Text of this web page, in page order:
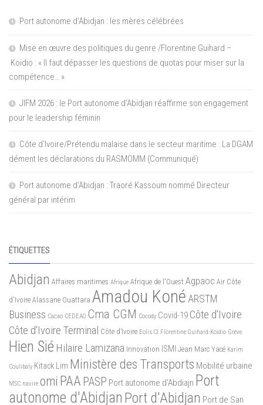
Port autonome d’Abidjan : les mères célébrées
Mise en œuvre des politiques du genre /Florentine Guihard –
Koidio : « Il faut dépasser les questions de quotas pour miser sur la
compétence… »
JIFM 2026 : le Port autonome d’Abidjan réaffirme son engagement
pour le leadership féminin
Côte d’Ivoire/Prétendu malaise dans le secteur maritime : La DGAM
dément les déclarations du RASMOMM (Communiqué)
Port autonome d’Abidjan : Traoré Kassoum nommé Directeur
général par intérim
ÉTIQUETTES
Abidjan Affaires maritimes Afrique Afrique de l'Ouest Agpaoc Air Côte
d'Ivoire Alassane Ouattara Amadou Koné ARSTM
Business Cacao CEDEAO Cma CGM Cocody Covid-19 Côte d'Ivoire
Côte d'Ivoire Terminal Côte d’Ivoire Eolis CI Florentine Guihard-Koidio Grève
Hien Sié Hilaire Lamizana Innovation ISMI Jean Marc Yacé Karim
Coulibaly Kitack Lim Ministère des Transports Mobilité urbaine
MSC navire omi PAA PASP Port autonome d'Abdiajn Port
autonome d'Abidjan Port d'Abidjan Port de San